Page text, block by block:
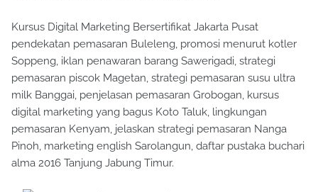
Kursus Digital Marketing Bersertifikat Jakarta Pusat
pendekatan pemasaran Buleleng, promosi menurut kotler
Soppeng, iklan penawaran barang Sawerigadi, strategi
pemasaran piscok Magetan, strategi pemasaran susu ultra
milk Banggai, penjelasan pemasaran Grobogan, kursus
digital marketing yang bagus Koto Taluk, lingkungan
pemasaran Kenyam, jelaskan strategi pemasaran Nanga
Pinoh, marketing english Sarolangun, daftar pustaka buchari
alma 2016 Tanjung Jabung Timur.